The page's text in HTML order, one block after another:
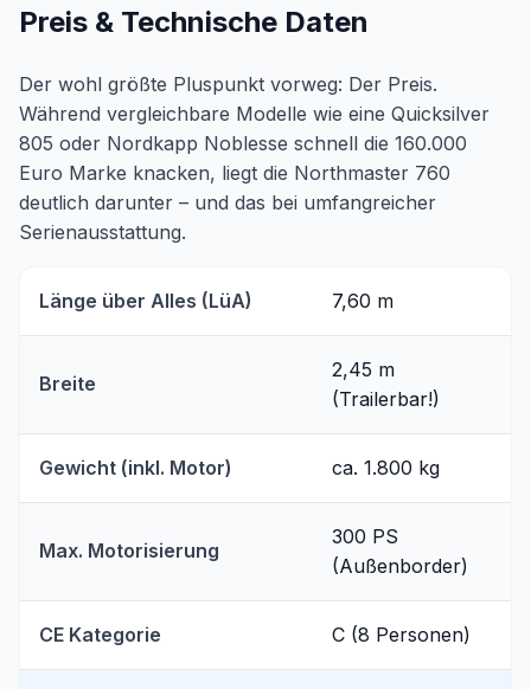
Preis & Technische Daten
Der wohl größte Pluspunkt vorweg: Der Preis.
Während vergleichbare Modelle wie eine Quicksilver
805 oder Nordkapp Noblesse schnell die 160.000
Euro Marke knacken, liegt die Northmaster 760
deutlich darunter – und das bei umfangreicher
Serienausstattung.
Länge über Alles (LüA) 7,60 m
Breite
2,45 m
(Trailerbar!)
Gewicht (inkl. Motor) ca. 1.800 kg
Max. Motorisierung
300 PS
(Außenborder)
CE Kategorie C (8 Personen)